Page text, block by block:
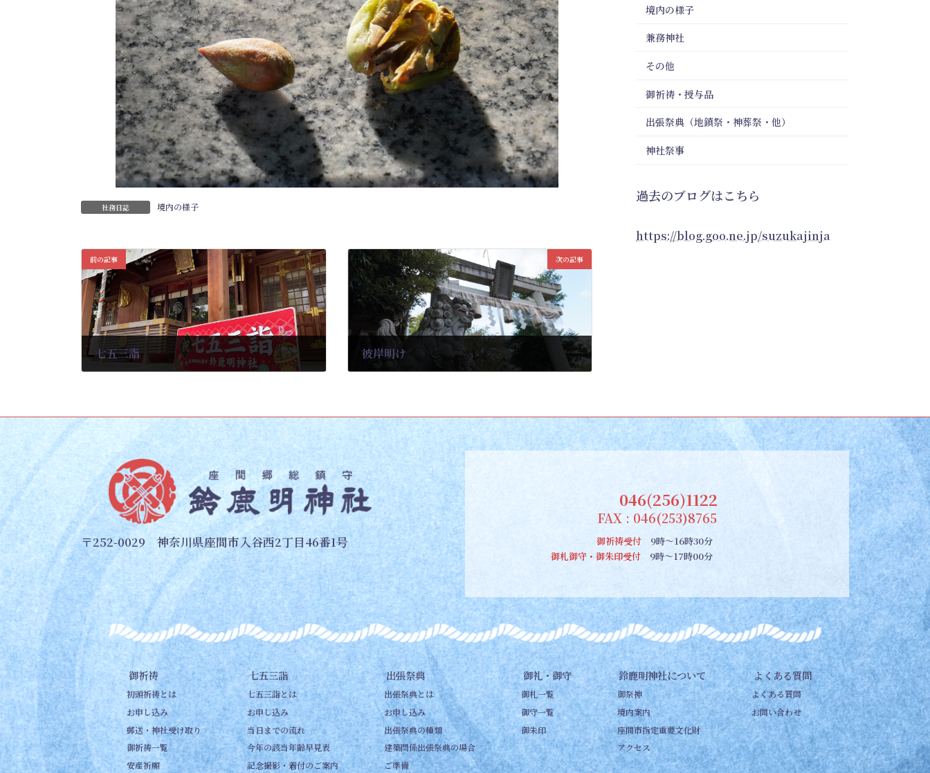
社務日誌 境内の様子
前の記事
七五三詣
次の記事
彼岸明け
境内の様子
兼務神社
その他
御祈祷・授与品
出張祭典（地鎮祭・神葬祭・他）
神社祭事
過去のブログはこちら
https://blog.goo.ne.jp/suzukajinja
〒252-0029 神奈川県座間市入谷西2丁目46番1号
046(256)1122
FAX : 046(253)8765
御祈祷受付 9時～16時30分
御札御守・御朱印受付 9時～17時00分
御祈祷
初頭祈祷とは
お申し込み
郵送・神社受け取り
御祈祷一覧
安産祈願
七五三詣
七五三詣とは
お申し込み
当日までの流れ
今年の該当年齢早見表
記念撮影・着付のご案内
出張祭典
出張祭典とは
お申し込み
出張祭典の種類
建築関係出張祭典の場合
ご準備
御礼・御守
御札一覧
御守一覧
御朱印
鈴鹿明神社について
御祭神
境内案内
座間市指定重要文化財
アクセス
よくある質問
よくある質問
お問い合わせ